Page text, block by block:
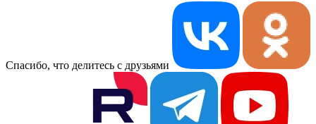
Спасибо, что делитесь с друзьями